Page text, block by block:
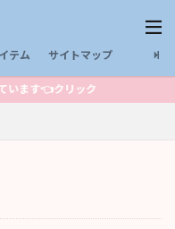
テム サイトマップ
す👈クリック